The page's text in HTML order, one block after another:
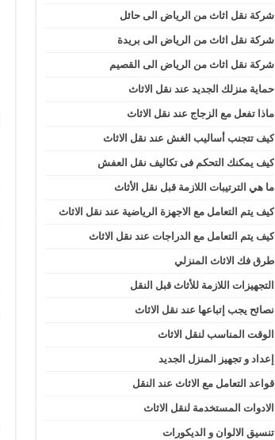
شركة نقل اثاث من الرياض الى حائل
شركة نقل اثاث من الرياض الى بريدة
شركة نقل اثاث من الرياض الى القصيم
حماية منزلك الجديد عند نقل الاثاث
ماذا تفعل مع الزجاج عند نقل الاثاث
كيف تتجنب أساليب الغش عند نقل الاثاث
كيف يمكنك التحكم فى تكاليف نقل العفش
ما هي الترتيبات اللازمة قبل نقل الأثاث
كيف يتم التعامل مع الاجهزة الرياضية عند نقل الاثاث
كيف يتم التعامل مع الدراجات عند نقل الاثاث
طرق فك الاثاث المنزلي
التجهيزات اللازمة للأثاث قبل النقل
نصائح يجب إتباعها عند نقل الاثاث
الوقت المناسب لنقل الاثاث
إعداد و تجهيز المنزل الجديد
قواعد التعامل مع الاثاث عند النقل
الادوات المستخدمة لنقل الاثاث
تنسيق الالوان و الديكورات